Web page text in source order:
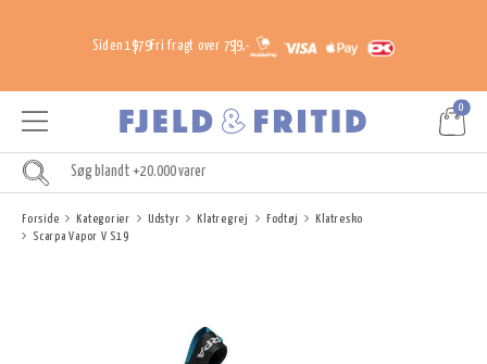
Siden 1979Fri fragt over 799,-
0
Forside Kategorier Udstyr Klatregrej Fodtøj
Klatresko
Scarpa Vapor V S19